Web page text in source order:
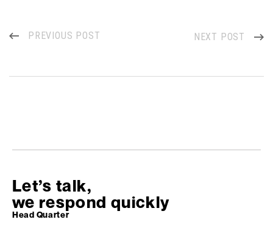
PREVIOUS POST NEXT POST
Let’s talk,
we respond quickly
Head Quarter